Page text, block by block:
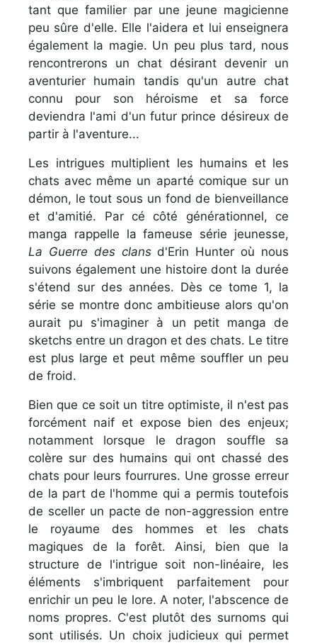
tant que familier par une jeune magicienne
peu sûre d'elle. Elle l'aidera et lui enseignera
également la magie. Un peu plus tard, nous
rencontrerons un chat désirant devenir un
aventurier humain tandis qu'un autre chat
connu pour son héroisme et sa force
deviendra l'ami d'un futur prince désireux de
partir à l'aventure...
Les intrigues multiplient les humains et les
chats avec même un aparté comique sur un
démon, le tout sous un fond de bienveillance
et d'amitié. Par cé côté générationnel, ce
manga rappelle la fameuse série jeunesse,
La Guerre des clans d'Erin Hunter où nous
suivons également une histoire dont la durée
s'étend sur des années. Dès ce tome 1, la
série se montre donc ambitieuse alors qu'on
aurait pu s'imaginer à un petit manga de
sketchs entre un dragon et des chats. Le titre
est plus large et peut même souffler un peu
de froid.
Bien que ce soit un titre optimiste, il n'est pas
forcément naif et expose bien des enjeux;
notamment lorsque le dragon souffle sa
colère sur des humains qui ont chassé des
chats pour leurs fourrures. Une grosse erreur
de la part de l'homme qui a permis toutefois
de sceller un pacte de non-aggression entre
le royaume des hommes et les chats
magiques de la forêt. Ainsi, bien que la
structure de l'intrigue soit non-linéaire, les
éléments s'imbriquent parfaitement pour
enrichir un peu le lore. A noter, l'abscence de
noms propres. C'est plutôt des surnoms qui
sont utilisés. Un choix judicieux qui permet